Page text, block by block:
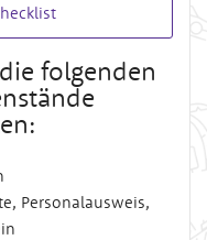
folgenden
Personalausweis,